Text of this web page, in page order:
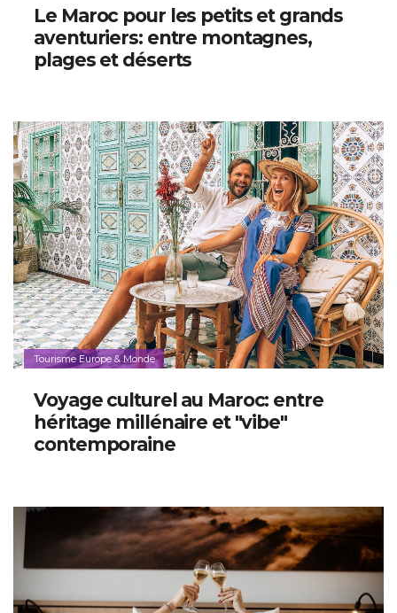
Le Maroc pour les petits et grands
aventuriers: entre montagnes,
plages et déserts
Tourisme Europe & Monde
Voyage culturel au Maroc: entre
héritage millénaire et "vibe"
contemporaine